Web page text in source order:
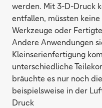
werden. Mit 3-D-Druck
entfallen, müssten
Werkzeuge oder
Andere Anwendungen
Kleinserienfertigung
unterschiedliche
bräuchte es nur noch
beispielsweise in der
Druck